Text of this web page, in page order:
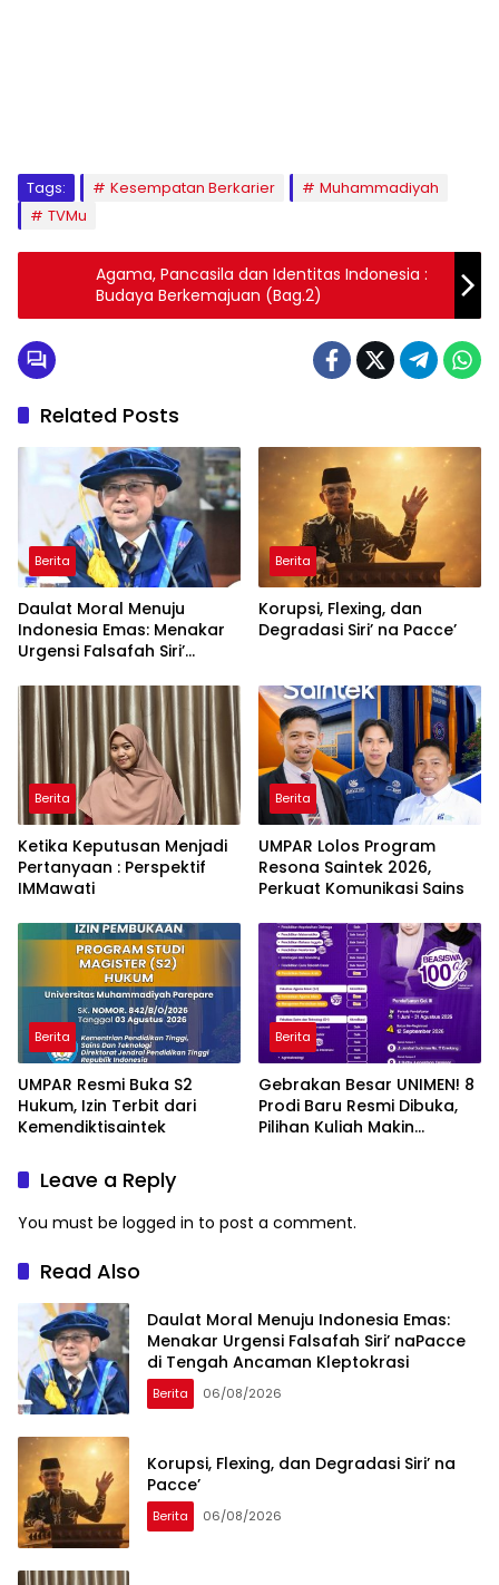
Tags: Kesempatan Berkarier
Muhammadiyah
TVMu
Agama, Pancasila dan Identitas Indonesia :
Budaya Berkemajuan (Bag.2)
Related Posts
Berita
Daulat Moral Menuju
Indonesia Emas: Menakar
Urgensi Falsafah Siri’
Ancaman Kleptokrasi
Berita
Korupsi, Flexing, dan
Degradasi Siri’ na Pacce’
Berita
Ketika Keputusan Menjadi
Pertanyaan : Perspektif
IMMawati
Berita
UMPAR Lolos Program
Resona Saintek 2026,
Perkuat Komunikasi Sains
Berita
UMPAR Resmi Buka S2
Hukum, Izin Terbit dari
Kemendiktisaintek
Berita
Gebrakan Besar UNIMEN! 8
Prodi Baru Resmi Dibuka,
Pilihan Kuliah Makin
Leave a Reply
You must be logged in to post a comment.
Read Also
Daulat Moral Menuju Indonesia Emas:
Menakar Urgensi Falsafah Siri’ naPacce
di Tengah Ancaman Kleptokrasi
Berita 06/08/2026
Korupsi, Flexing, dan Degradasi Siri’ na
Pacce’
Berita 06/08/2026